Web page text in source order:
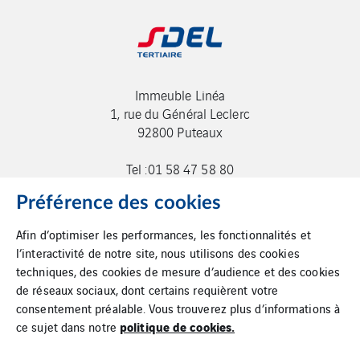
Immeuble Linéa
1, rue du Général Leclerc
92800 Puteaux
Tel :01 58 47 58 80
Préférence des cookies
Afin d’optimiser les performances, les fonctionnalités et
l’interactivité de notre site, nous utilisons des cookies
techniques, des cookies de mesure d’audience et des cookies
de réseaux sociaux, dont certains requièrent votre
consentement préalable. Vous trouverez plus d’informations à
ce sujet dans notre politique de cookies.